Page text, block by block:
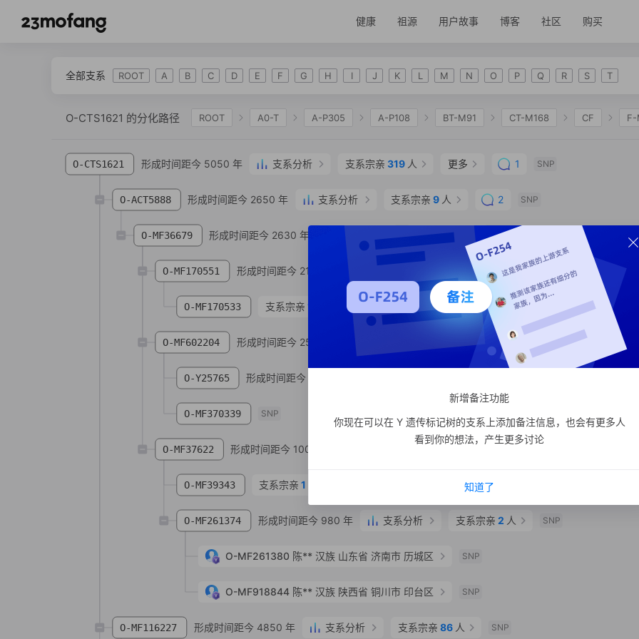
健康 祖源 用户故事 博客 社区 购买
全部支系 ROOT A B C D E F G H I J K L M N O P Q R S T
O-CTS1621 的分化路径 ROOT A0-T A-P305 A-P108 BT-M91 CT-M168 CF F-
O-IMS-JST002611 O-F18 O-FGC12511 O-F117 O-MF749473 O-CTS4598
O-F110 O-CTS3663 O-CTS2801 O-CTS6777 O-F17 O-F377
O-CTS1621 形成时间距今 5050 年 支系分析 支系宗亲 319 人 更多 1 SNP
O-ACT5888 形成时间距今 2650 年 支系分析 支系宗亲 9 人 2 SNP
O-MF116227 形成时间距今 4850 年 支系分析 支系宗亲 86 人 SNP
O-MF36679 形成时间距今 2630 年 支系宗亲7 SNP
O-MF170551 形成时间距今 2180 年
O-MF602204 形成时间距今 2590 年
O-MF37622 形成时间距今 1000 年
O-MF170533 支系宗亲 1
O-Y25765 形成时间距今 2590 年
O-MF370339 SNP
O-MF39343 支系宗亲 1
O-MF261374 形成时间距今 980 年 支系分析 支系宗亲 2 人 SNP
O-MF261380 陈** 汉族 山东省 济南市 历城区 SNP
O-MF918844 陈** 汉族 陕西省 铜川市 印台区 SNP
新增备注功能
你现在可以在 Y 遗传标记树的支系上添加备注信息，也会有更多人
看到你的想法，产生更多讨论
知道了